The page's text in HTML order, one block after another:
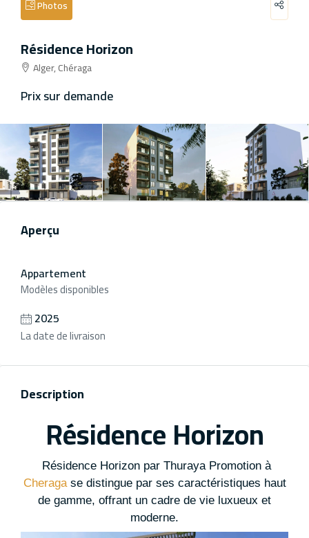
Photos
Résidence Horizon
Alger, Chéraga
Prix sur demande
Aperçu
Appartement
Modèles disponibles
2025
La date de livraison
Description
Résidence Horizon
Résidence Horizon par Thuraya Promotion à
Cheragase distingue par ses caractéristiques haut
de gamme, offrant un cadre de vie luxueux et
moderne.